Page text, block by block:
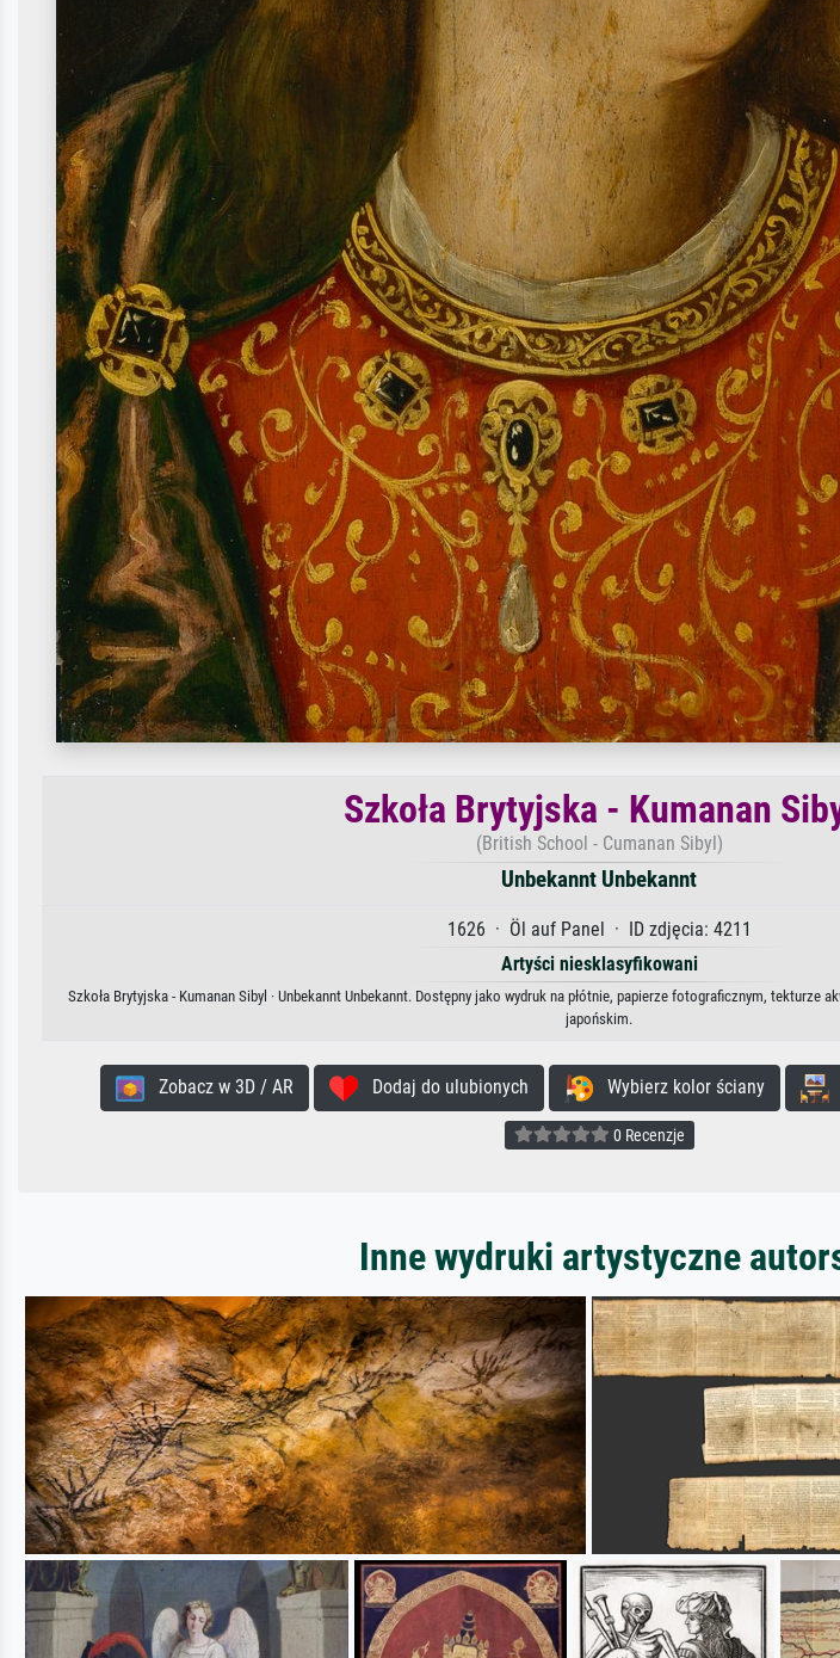
Szkoła Brytyjska - Kumanan
(British School - Cumanan Sibyl)
Unbekannt Unbekannt
1626 · Öl auf Panel · ID zdjęcia: 4211
Artyści niesklasyfikowani
Szkoła Brytyjska - Kumanan Sibyl · Unbekannt Unbekannt. Dostępny jako wydruk na płótnie, papierze fotograficznym, tekturze
japońskim.
Zobacz w 3D / AR Dodaj do ulubionych Wybierz kolor ściany
0 Recenzje
Inne wydruki artystyczne